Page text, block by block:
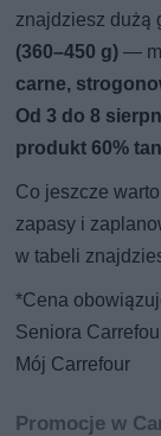
znajdziesz dużą
(360–450 g) —
carne,
Od 3 do 8
produkt 60%
Co jeszcze
zapasy i
w tabeli
*Cena
Seniora
Mój Carrefour
Promocje w